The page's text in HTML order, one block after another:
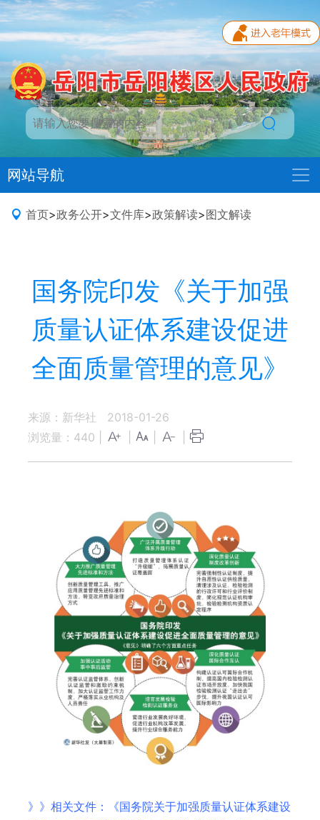
网站导航
首页>政务公开>文件库>政策解读>图文解读
国务院印发《关于加强
质量认证体系建设促进
全面质量管理的意见》
来源：新华社
2018-01-26
浏览量： 440
》》相关文件：《国务院关于加强质量认证体系建设